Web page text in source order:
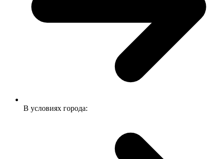
В условиях города: